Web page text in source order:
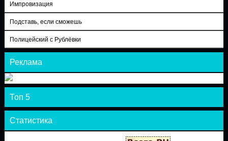
Импровизация
Подставь, если сможешь
Полицейский с Рублёвки
Реклама
Топ 5
Статистика